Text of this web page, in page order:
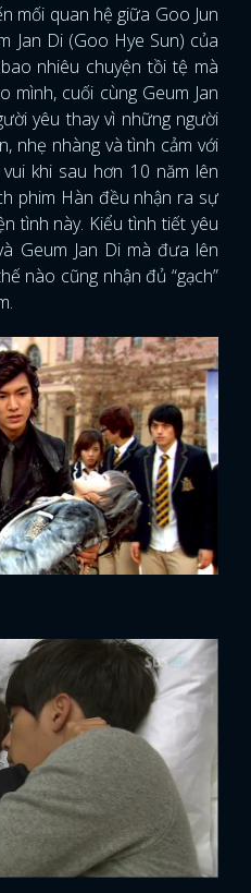
mối quan hệ giữa Goo Jun
Jan Di (Goo Hye Sun) của
nhiêu chuyện tồi tệ mà
mình, cuối cùng Geum Jan
yêu thay vì những người
nhẹ nhàng và tình cảm với
khi sau hơn 10 năm lên
phim Hàn đều nhận ra sự
tình này. Kiểu tình tiết yêu
Geum Jan Di mà đưa lên
nào cũng nhận đủ “gạch”